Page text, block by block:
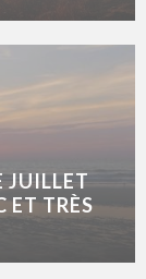
JUILLET
ET TRÈS